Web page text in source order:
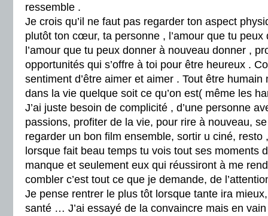
ressemble .
Je crois qu’il ne faut pas regarder ton aspect
plutôt ton cœur, ta personne , l’amour que tu peux
l’amour que tu peux donner à nouveau donner ,
opportunités qui s’offre à toi pour être heureux .
sentiment d’être aimer et aimer . Tout être
dans la vie quelque soit ce qu’on est( même les
J’ai juste besoin de complicité , d’une personne
passions, profiter de la vie, pour rire à nouveau,
regarder un bon film ensemble, sortir u ciné, resto
lorsque fait beau temps tu vois tout ses moments
manque et seulement eux qui réussiront à me
combler c’est tout ce que je demande, de
Je pense rentrer le plus tôt lorsque tante ira
santé … J’ai essayé de la convaincre mais en